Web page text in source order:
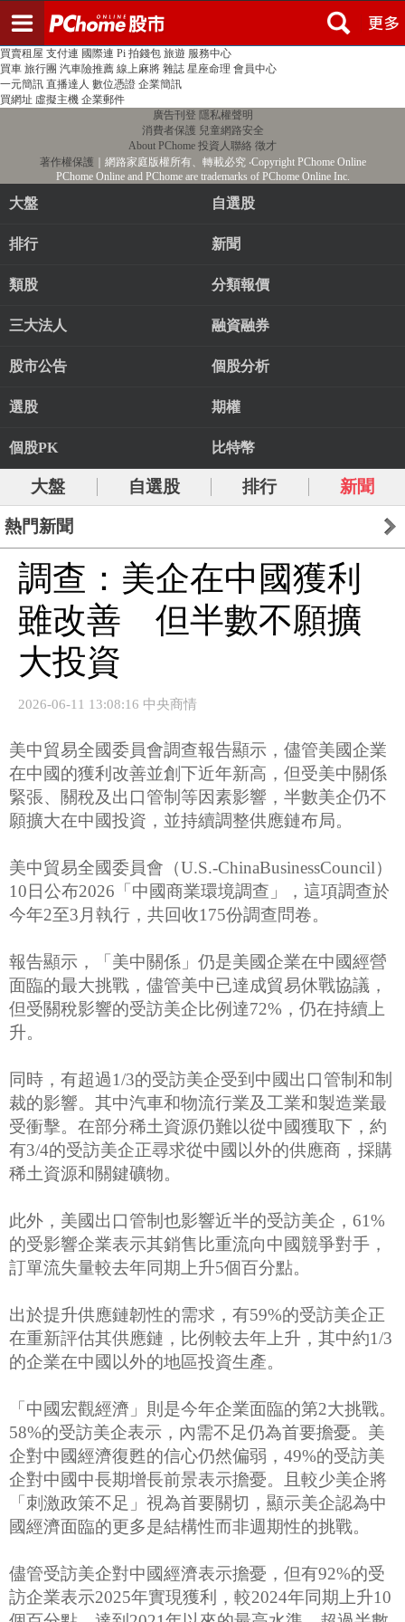
PChome首頁 線上購物 24h購物 書店
買賣租屋 支付連 國際連 Pi 拍錢包 旅遊 服務中心
買車 旅行團 汽車險推薦 線上麻將 雜誌 星座命理 會員中心
一元簡訊 直播達人 數位憑證 企業簡訊
買網址 虛擬主機 企業郵件
廣告刊登 隱私權聲明
消費者保護 兒童網路安全
About PChome 投資人聯絡 徵才
著作權保護 ｜網路家庭版權所有、轉載必究‧Copyright PChome Online
PChome Online and PChome are trademarks of PChome Online Inc.
大盤 自選股
排行 新聞
類股 分類報價
三大法人 融資融券
股市公告 個股分析
選股 期權
個股PK 比特幣
大盤 自選股 排行 新聞
熱門新聞
調查：美企在中國獲利
雖改善 但半數不願擴
大投資
2026-06-11 13:08:16 中央商情
美中貿易全國委員會調查報告顯示，儘管美國企業
在中國的獲利改善並創下近年新高，但受美中關係
緊張、關稅及出口管制等因素影響，半數美企仍不
願擴大在中國投資，並持續調整供應鏈布局。
美中貿易全國委員會（U.S.-ChinaBusinessCouncil）
10日公布2026「中國商業環境調查」，這項調查於
今年2至3月執行，共回收175份調查問卷。
報告顯示，「美中關係」仍是美國企業在中國經營
面臨的最大挑戰，儘管美中已達成貿易休戰協議，
但受關稅影響的受訪美企比例達72%，仍在持續上
升。
同時，有超過1/3的受訪美企受到中國出口管制和制
裁的影響。其中汽車和物流行業及工業和製造業最
受衝擊。在部分稀土資源仍難以從中國獲取下，約
有3/4的受訪美企正尋求從中國以外的供應商，採購
稀土資源和關鍵礦物。
此外，美國出口管制也影響近半的受訪美企，61%
的受影響企業表示其銷售比重流向中國競爭對手，
訂單流失量較去年同期上升5個百分點。
出於提升供應鏈韌性的需求，有59%的受訪美企正
在重新評估其供應鏈，比例較去年上升，其中約1/3
的企業在中國以外的地區投資生產。
「中國宏觀經濟」則是今年企業面臨的第2大挑戰。
58%的受訪美企表示，內需不足仍為首要擔憂。美
企對中國經濟復甦的信心仍然偏弱，49%的受訪美
企對中國中長期增長前景表示擔憂。且較少美企將
「刺激政策不足」視為首要關切，顯示美企認為中
國經濟面臨的更多是結構性而非週期性的挑戰。
儘管受訪美企對中國經濟表示擔憂，但有92%的受
訪企業表示2025年實現獲利，較2024年同期上升10